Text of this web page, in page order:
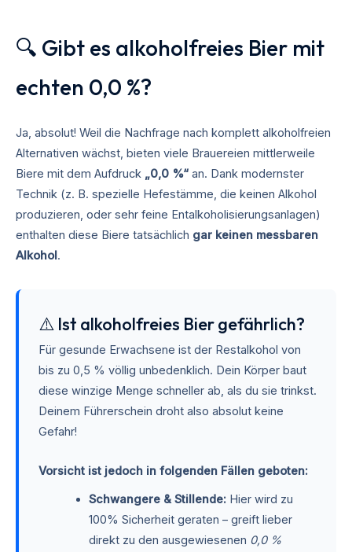
🔍 Gibt es alkoholfreies Bier mit
echten 0,0 %?
Ja, absolut! Weil die Nachfrage nach komplett alkoholfreien
Alternativen wächst, bieten viele Brauereien mittlerweile
Biere mit dem Aufdruck „0,0 %“ an. Dank modernster
Technik (z. B. spezielle Hefestämme, die keinen Alkohol
produzieren, oder sehr feine Entalkoholisierungsanlagen)
enthalten diese Biere tatsächlich gar keinen messbaren
Alkohol .
⚠️ Ist alkoholfreies Bier gefährlich?
Für gesunde Erwachsene ist der Restalkohol von
bis zu 0,5 % völlig unbedenklich. Dein Körper baut
diese winzige Menge schneller ab, als du sie trinkst.
Deinem Führerschein droht also absolut keine
Gefahr!
Vorsicht ist jedoch in folgenden Fällen geboten:
Schwangere & Stillende:Hier wird zu
100% Sicherheit geraten – greift lieber
direkt zu den ausgewiesenen 0,0 %